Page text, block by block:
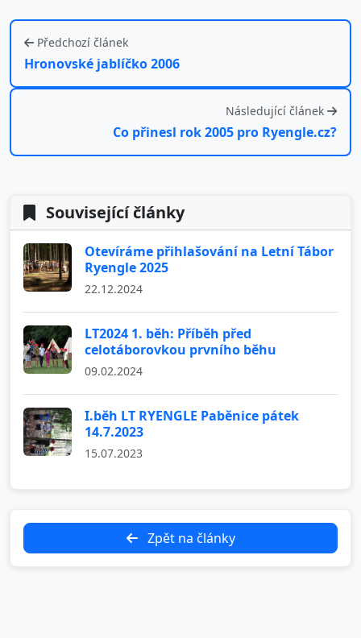
Předchozí článek
Hronovské jablíčko 2006
Následující článek
Co přinesl rok 2005 pro Ryengle.cz?
Související články
Otevíráme přihlašování na Letní Tábor
Ryengle 2025
22.12.2024
LT2024 1. běh: Příběh před
celotáborovkou prvního běhu
09.02.2024
I.běh LT RYENGLE Paběnice pátek
14.7.2023
15.07.2023
Zpět na články